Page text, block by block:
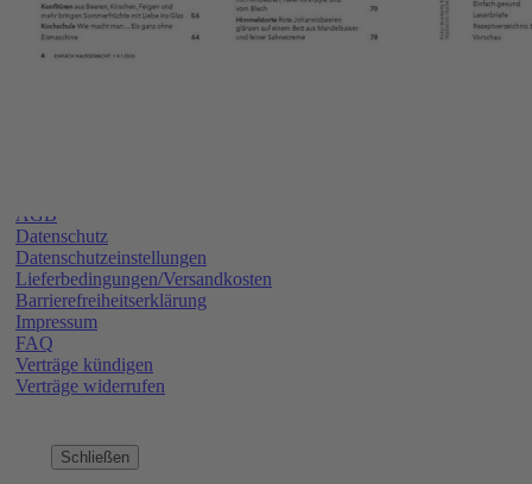
Service
AGB
Datenschutz
Datenschutzeinstellungen
Lieferbedingungen/Versandkosten
Barrierefreiheitserklärung
Impressum
FAQ
Verträge kündigen
Verträge widerrufen
Schließen